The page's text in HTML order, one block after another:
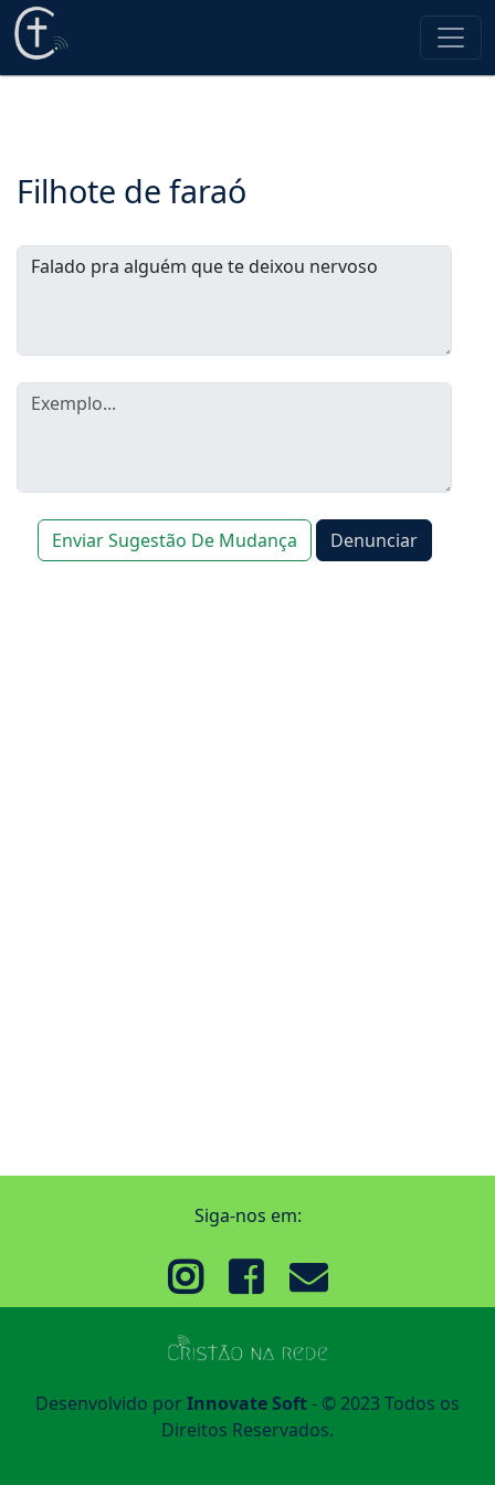
Filhote de faraó
Enviar Sugestão De Mudança Denunciar
Siga-nos em:
Desenvolvido porInnovate Soft- © 2023 Todos os
Direitos Reservados.